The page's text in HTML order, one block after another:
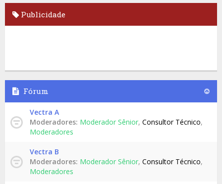
Publicidade
Fórum
Vectra A
Moderadores: Moderador Sênior, Consultor Técnico,
Moderadores
Vectra B
Moderadores: Moderador Sênior, Consultor Técnico,
Moderadores